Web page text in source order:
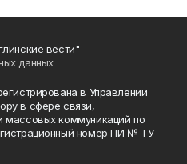
вести"
данных
в Управлении
в сфере связи,
массовых коммуникаций по
номер ПИ № ТУ